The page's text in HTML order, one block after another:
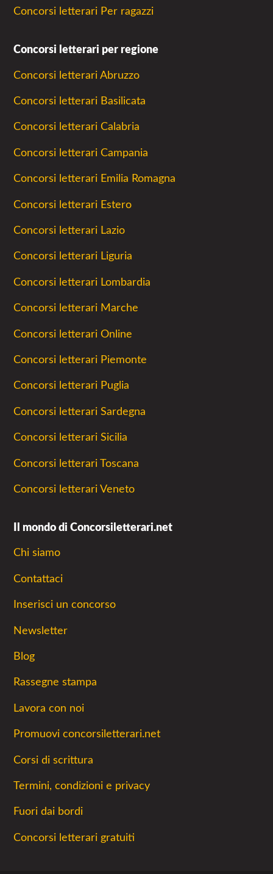
Concorsi letterari Per ragazzi
Concorsi letterari per regione
Concorsi letterari Abruzzo
Concorsi letterari Basilicata
Concorsi letterari Calabria
Concorsi letterari Campania
Concorsi letterari Emilia Romagna
Concorsi letterari Estero
Concorsi letterari Lazio
Concorsi letterari Liguria
Concorsi letterari Lombardia
Concorsi letterari Marche
Concorsi letterari Online
Concorsi letterari Piemonte
Concorsi letterari Puglia
Concorsi letterari Sardegna
Concorsi letterari Sicilia
Concorsi letterari Toscana
Concorsi letterari Veneto
Il mondo di Concorsiletterari.net
Chi siamo
Contattaci
Inserisci un concorso
Newsletter
Blog
Rassegne stampa
Lavora con noi
Promuovi concorsiletterari.net
Corsi di scrittura
Termini, condizioni e privacy
Fuori dai bordi
Concorsi letterari gratuiti